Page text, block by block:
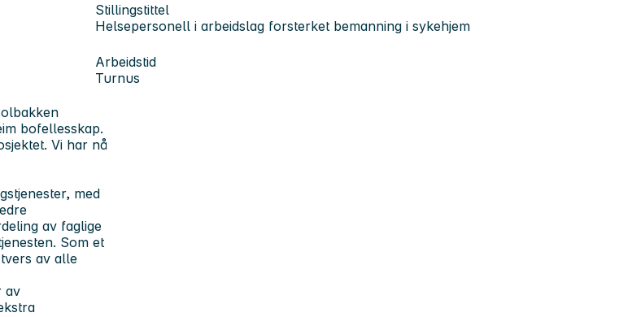
Stillingstittel
Helsepersonell i arbeidslag forsterket bemanning i sykehjem
Arbeidstid
Turnus
bofellesskap.
Vi har nå
med
av faglige
Som et
av alle
av